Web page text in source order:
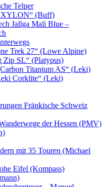
Telper
XYLON“ (Buff)
Jallga Mali Blue –
Trek 27“ (Lowe Alpine)
Zip SL“ (Platypus)
Titanium AS“ (Leki)
Corklite“ (Leki)
Fränkische Schweiz
der Hessen (PMV)
mit 35 Touren (Michael
Eifel (Kompass)